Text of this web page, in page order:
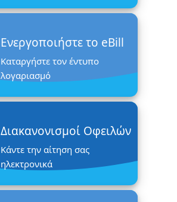
Eνεργοποιήστε το eBill
Καταργήστε τον έντυπο
λογαριασμό
Διακανονισμοί Οφειλών
Κάντε την αίτηση σας
ηλεκτρονικά